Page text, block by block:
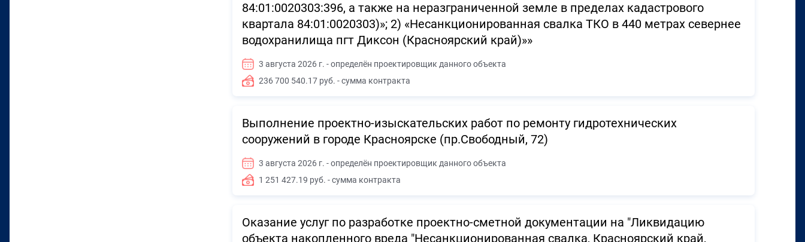
84:01:0020303:396, а также на неразграниченной земле в пределах кадастрового
квартала 84:01:0020303)»; 2) «Несанкционированная свалка ТКО в 440 метрах севернее
водохранилища пгт Диксон (Красноярский край)»»
3 августа 2026 г. - определён проектировщик данного объекта
236 700 540.17 руб. - сумма контракта
Выполнение проектно-изыскательских работ по ремонту гидротехнических
сооружений в городе Красноярске (пр.Свободный, 72)
3 августа 2026 г. - определён проектировщик данного объекта
1 251 427.19 руб. - сумма контракта
Оказание услуг по разработке проектно-сметной документации на "Ликвидацию
объекта накопленного вреда "Несанкционированная свалка, Красноярский край,